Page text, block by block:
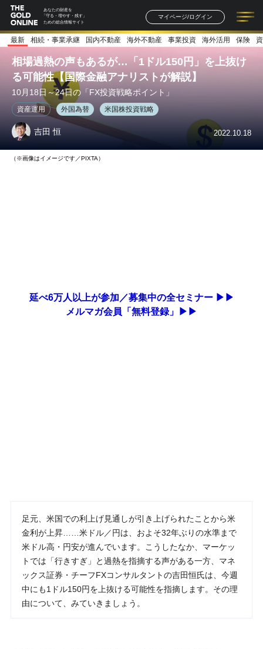
あなたの財産を
「守る・増やす・残す」
ための総合情報サイト
マイページ/ログイン
記事一覧 連載一覧
著者一覧 書籍一覧
最新 相続・事業承継 国内不動産 海外不動産 事業投資 海外活用 保険
相場過熱の声もあるが…「1ドル150円」を上抜け
る可能性【国際金融アナリストが解説】
10月18日～24日の「FX投資戦略ポイント」
資産運用 外国為替 米国株投資戦略
吉田 恒 2022.10.18
（※画像はイメージです／PIXTA）
延べ6万人以上が参加／募集中の全セミナー ▶▶
メルマガ会員「無料登録」▶▶
足元、米国での利上げ見通しが引き上げられたことから米
金利が上昇……米ドル／円は、およそ32年ぶりの水準まで
米ドル高・円安が進んでいます。こうしたなか、マーケッ
トでは「行きすぎ」と過熱を指摘する声がある一方、マネ
ックス証券・チーフFXコンサルタントの吉田恒氏は、今週
中にも1ドル150円を上抜ける可能性を指摘します。その理
由について、みていきましょう。